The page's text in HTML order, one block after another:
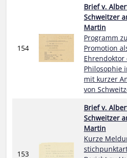
154
Brief v.
Schweitzer
Martin
Programm
Promotion
Ehrendoktor
Philosophie
mit kurzer
von
153
Brief v.
Schweitzer
Martin
Kurze